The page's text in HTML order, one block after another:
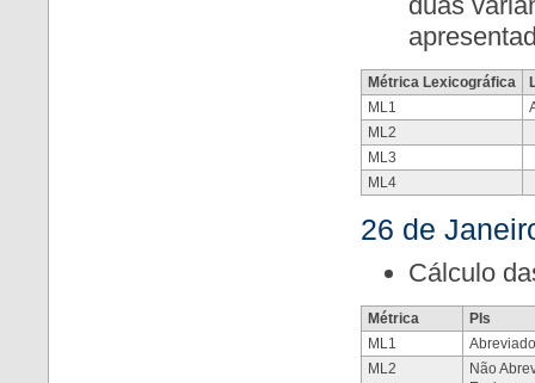
Métrica Lexicográfica
ML1
ML2
ML3
ML4
26 de
Cálculo
Métrica
PIs
ML1
ML2
Não